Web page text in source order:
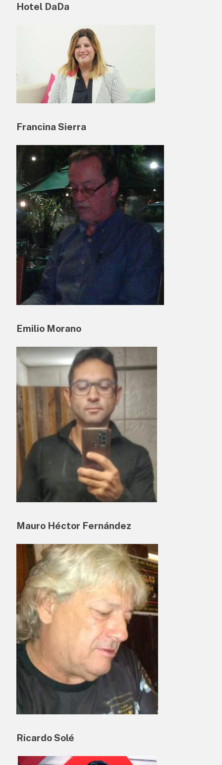
Hotel DaDa
Francina Sierra
Emilio Morano
Mauro Héctor Fernández
Ricardo Solé